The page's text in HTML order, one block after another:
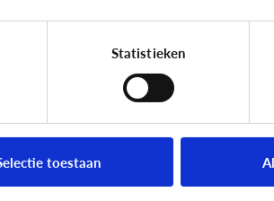
Statistieken
toestaan
Guys?